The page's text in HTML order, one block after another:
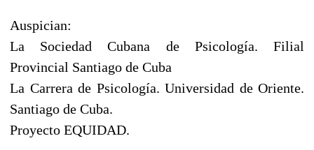
Auspician:
La Sociedad Cubana de Psicología. Filial
Provincial Santiago de Cuba
La Carrera de Psicología. Universidad de Oriente.
Santiago de Cuba.
Proyecto EQUIDAD.